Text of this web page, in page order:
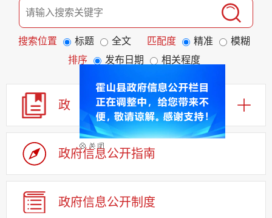
搜索位置 标题 全文 匹配度 精准
模糊
排序
发布日期 相关程度
政 策
政府信息公开指南
政府信息公开制度